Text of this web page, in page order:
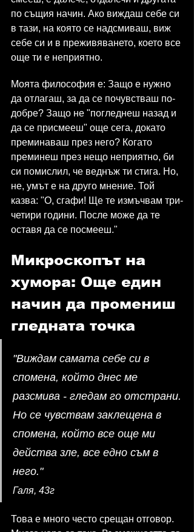
по същия начин. Ако виждаш себе си
в тази, на която се надсмиваш, виж
себе си и в преживяването, което все
още ти е неприятно.
Моята философия е: Защо е нужно
да отлагаш, за да се почувстваш по-
добре? Защо не "погледнеш назад и
да се присмееш" още сега, докато
преминаваш през него? Когато
преминеш през нещо неприятно, би
си помислил, че веднъж ти стига. Но,
не, умът е на друго мнение. Той
казва: "О, сгафи! Ще те измъчвам три-
четири години. После може да те
оставя да се посмееш."
Микроскопът на
хумора: Още един
начин да промениш
гледната точка
"Виждам самата себе си в
спомена, който днес ме
разсмива - гледам го отстрани.
Но се чувствам заклещена в
спомена, който все още ми
действа зле, все едно съм в
него."
Галя, 43г
Това е много често срещан отговор.